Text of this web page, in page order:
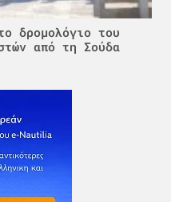
δρομολόγιο του
από τη Σούδα